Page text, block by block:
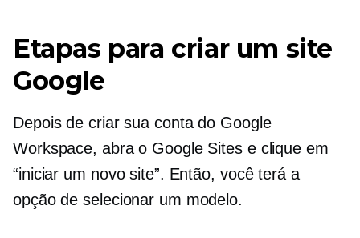
Etapas para criar um site
Google
Depois de criar sua conta do Google
Workspace, abra o Google Sites e clique em
“iniciar um novo site”. Então, você terá a
opção de selecionar um modelo.